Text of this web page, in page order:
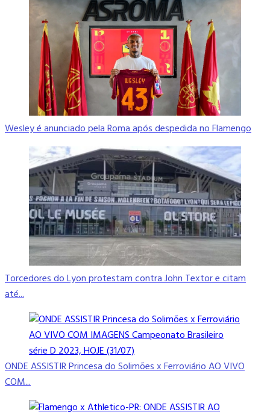
Wesley é anunciado pela Roma após despedida no Flamengo
Torcedores do Lyon protestam contra John Textor e citam
até...
ONDE ASSISTIR Princesa do Solimões x Ferroviário AO VIVO
COM...